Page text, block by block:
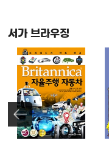
서가 브라우징